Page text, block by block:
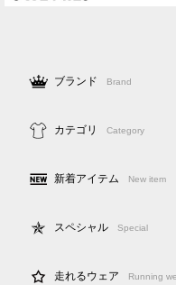
ブランド Brand
カテゴリ Category
新着アイテム New item
スペシャル Special
走れるウェア Running